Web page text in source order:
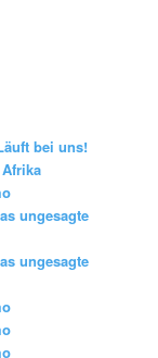
bei uns!
ungesagte
ungesagte